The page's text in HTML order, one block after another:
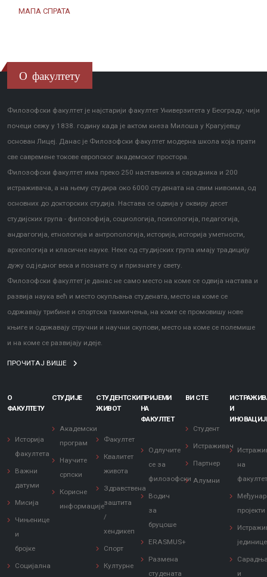
МАПА СПРАТА
О факултету
Филозофски факултет је најстарији факултет Универзитета у Београду, чији
почеци сежу у 1838. годину када је актом кнеза Милоша у Крагујевцу
основан Лицеј. Данас је Филозофски факултет модерна школа која прати
све савремене токове европског академског простора.
Филозофски факултет има преко 250 наставника и сарадника и 200
истраживача, а на њему студира око 6000 студената на свим нивоима, од
основних до докторских студија. Настава се одвија у оквиру десет
студијских група - филозофија, социологија, психологија, педагогија,
андрагогија, етнологија и антропологија, историја, историја уметности,
археологија и класичне науке. Неке од студијских група имају традицију
дужу од једног века и познате су и признате у свету.
Филозофски факултет је данас не само место на коме се одвија настава и
развија наука већ и место окупљања студената, место на коме се
одржавају трибине и спортска такмичења, на коме се промовишу нове
књиге и одржавају стручни и научни скупови, место на коме се полемише
и на коме се развијају идеје.
ПРОЧИТАЈ ВИШЕ
О
ФАКУЛТЕТУ
Историја
факултета
Важни
датуми
Мисија
Чињенице
и
бројке
Социјална
СТУДИЈЕ
Академски
програм
Научите
српски
Корисне
информације
СТУДЕНТСКИ
ЖИВОТ
Факултет
Квалитет
живота
Здравствена
заштита
/
хендикеп
Спорт
Културне
ПРИЈЕМИ
НА
ФАКУЛТЕТ
Одлучите
се за
филозофски
Водич
за
бруцоше
ERASMUS+
Размена
студената
ВИ СТЕ
Студент
Истраживач
Партнер
Алумни
И
на
пројекти
јединице
и